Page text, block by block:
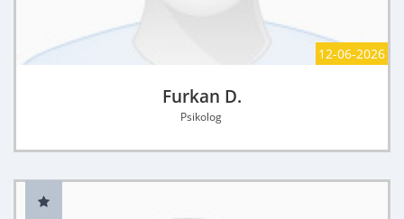
12-06-2026
Furkan D.
Psikolog